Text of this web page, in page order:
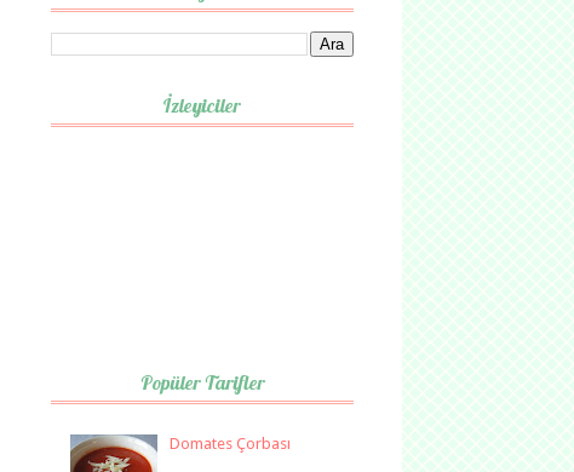
İzleyiciler
Popüler Tarifler
Domates Çorbası